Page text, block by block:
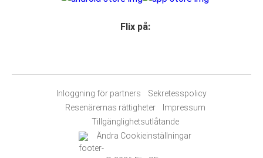
Flix på:
Inloggning för partners
Sekretesspolicy
Resenärernas rättigheter
Impressum
Tillgänglighetsutlåtande
Ändra Cookieinställningar